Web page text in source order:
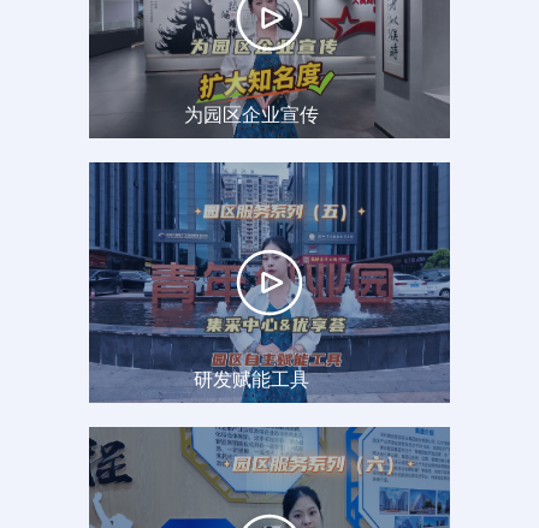
为园区企业宣传
研发赋能工具